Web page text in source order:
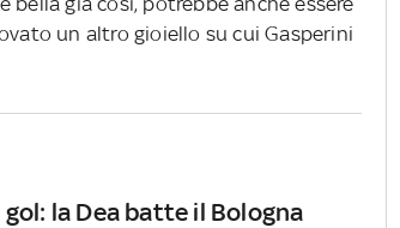
un altro gioiello su cui Gasperini
la Dea batte il Bologna